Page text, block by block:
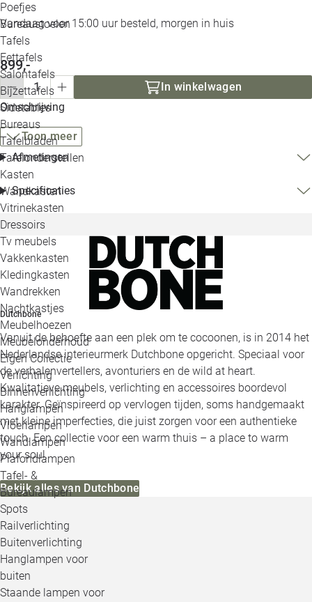
Poefjes
Bureaustoelen
Tafels
Eettafels
Salontafels
Bijzettafels
Sidetables
Bureaus
Tafelbladen
Tafelonderstellen
Kasten
Wandkasten
Vitrinekasten
Dressoirs
Tv meubels
Vakkenkasten
Kledingkasten
Wandrekken
Nachtkastjes
Meubelhoezen
Meubelonderhoud
Eigen Collectie
Verlichting
Binnenverlichting
Hanglampen
Vloerlampen
Wandlampen
Plafondlampen
Tafel- &
Bureaulampen
Spots
Railverlichting
Buitenverlichting
Hanglampen voor
buiten
Staande lampen voor
Vandaag voor 15:00 uur besteld, morgen in huis
899,-
In winkelwagen
Omschrijving
Toon meer
Afmetingen
Specificaties
Dutchbone
Vanuit de behoefte aan een plek om te cocoonen, is in 2014 het
Nederlandse interieurmerk Dutchbone opgericht. Speciaal voor
de verhalenvertellers, avonturiers en de wild at heart.
Kwalitatieve meubels, verlichting en accessoires boordevol
karakter. Geïnspireerd op vervlogen tijden, soms handgemaakt
met kleine imperfecties, die juist zorgen voor een authentieke
touch. Een collectie voor een warm thuis – a place to warm
your soul.
Bekijk alles van Dutchbone